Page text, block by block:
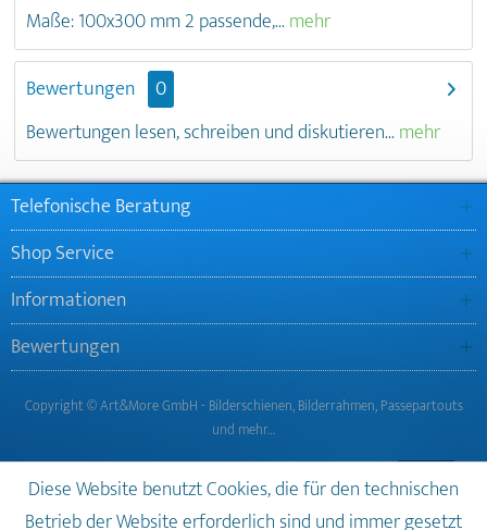
Maße: 100x300 mm 2 passende,... mehr
Bewertungen
0
Bewertungen lesen, schreiben und diskutieren... mehr
Telefonische Beratung
Shop Service
Informationen
Bewertungen
Copyright © Art&More GmbH - Bilderschienen, Bilderrahmen, Passepartouts
und mehr…
Diese Website benutzt Cookies, die für den technischen
Betrieb der Website erforderlich sind und immer gesetzt